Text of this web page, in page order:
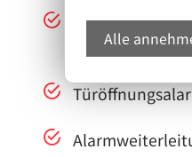
Alarmierung
bleibt für ca.
Alle